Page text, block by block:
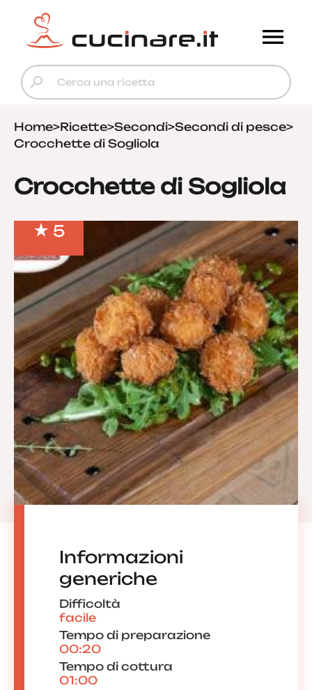
Home>Ricette>Secondi>Secondi di pesce>
Crocchette di Sogliola
Crocchette di Sogliola
5
Informazioni
generiche
Difficoltà
facile
Tempo di preparazione
00:20
Tempo di cottura
01:00